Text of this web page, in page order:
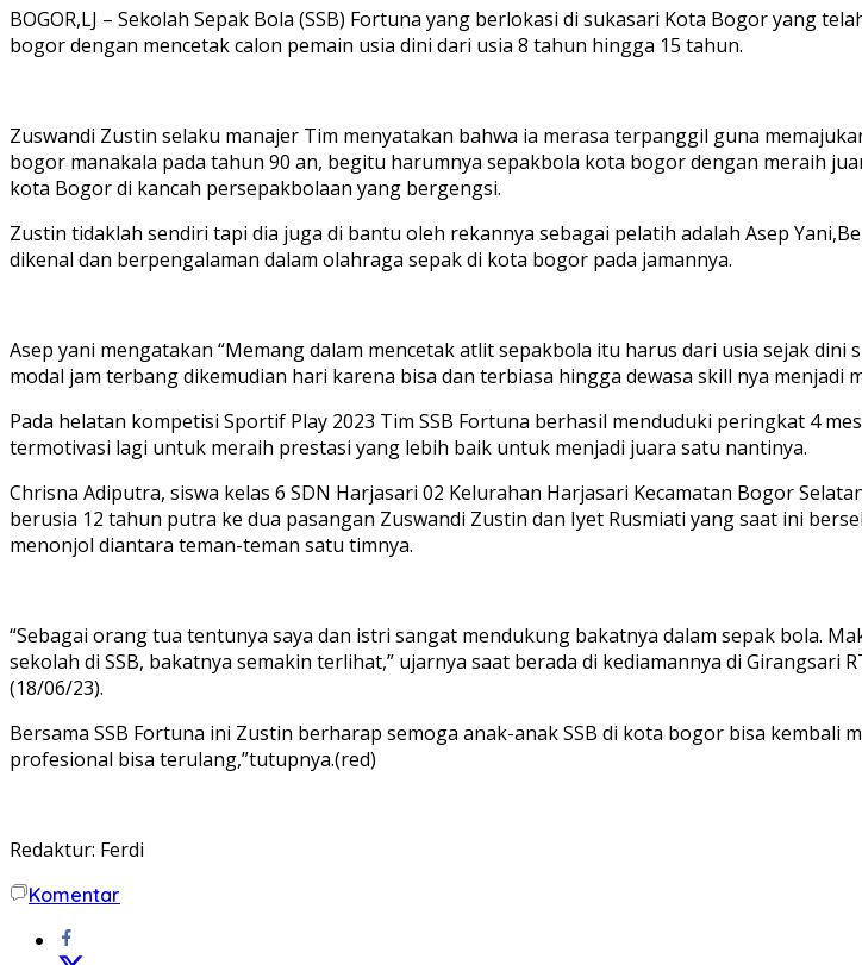
BOGOR,LJ – Sekolah Sepak Bola (SSB) Fortuna yang berlokasi di sukasari Kota Bogor yang
bogor dengan mencetak calon pemain usia dini dari usia 8 tahun hingga 15 tahun.
Zuswandi Zustin selaku manajer Tim menyatakan bahwa ia merasa terpanggil guna
bogor manakala pada tahun 90 an, begitu harumnya sepakbola kota bogor dengan meraih
kota Bogor di kancah persepakbolaan yang bergengsi.
Zustin tidaklah sendiri tapi dia juga di bantu oleh rekannya sebagai pelatih adalah Asep
dikenal dan berpengalaman dalam olahraga sepak di kota bogor pada jamannya.
Asep yani mengatakan “Memang dalam mencetak atlit sepakbola itu harus dari usia sejak
modal jam terbang dikemudian hari karena bisa dan terbiasa hingga dewasa skill nya menjadi
Pada helatan kompetisi Sportif Play 2023 Tim SSB Fortuna berhasil menduduki peringkat 4
termotivasi lagi untuk meraih prestasi yang lebih baik untuk menjadi juara satu nantinya.
Chrisna Adiputra, siswa kelas 6 SDN Harjasari 02 Kelurahan Harjasari Kecamatan Bogor
berusia 12 tahun putra ke dua pasangan Zuswandi Zustin dan Iyet Rusmiati yang saat ini
menonjol diantara teman-teman satu timnya.
“Sebagai orang tua tentunya saya dan istri sangat mendukung bakatnya dalam sepak bola.
sekolah di SSB, bakatnya semakin terlihat,” ujarnya saat berada di kediamannya di Girangsari
(18/06/23).
Bersama SSB Fortuna ini Zustin berharap semoga anak-anak SSB di kota bogor bisa
profesional bisa terulang,”tutupnya.(red)
Redaktur: Ferdi
Komentar